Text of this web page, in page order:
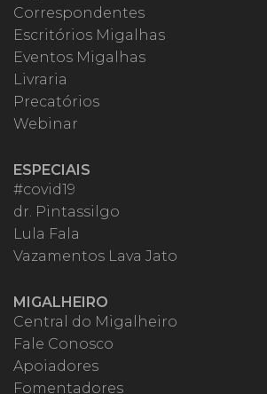
Correspondentes
Escritórios Migalhas
Eventos Migalhas
Livraria
Precatórios
Webinar
ESPECIAIS
#covid19
dr. Pintassilgo
Lula Fala
Vazamentos Lava Jato
MIGALHEIRO
Central do Migalheiro
Fale Conosco
Apoiadores
Fomentadores